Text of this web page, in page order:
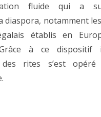
fluide qui a
diaspora, notamment
établis en
à ce dispositif
des rites s’est